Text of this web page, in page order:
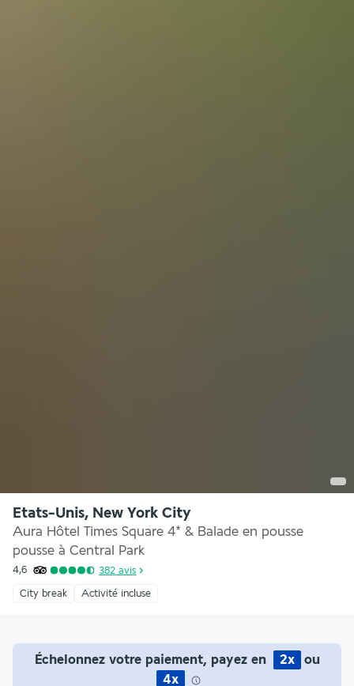
Etats-Unis, New York City
Aura Hôtel Times Square 4* & Balade en pousse
pousse à Central Park
4,6 382 avis
City break Activité incluse
Échelonnez votre paiement, payez en 2x
ou
4x